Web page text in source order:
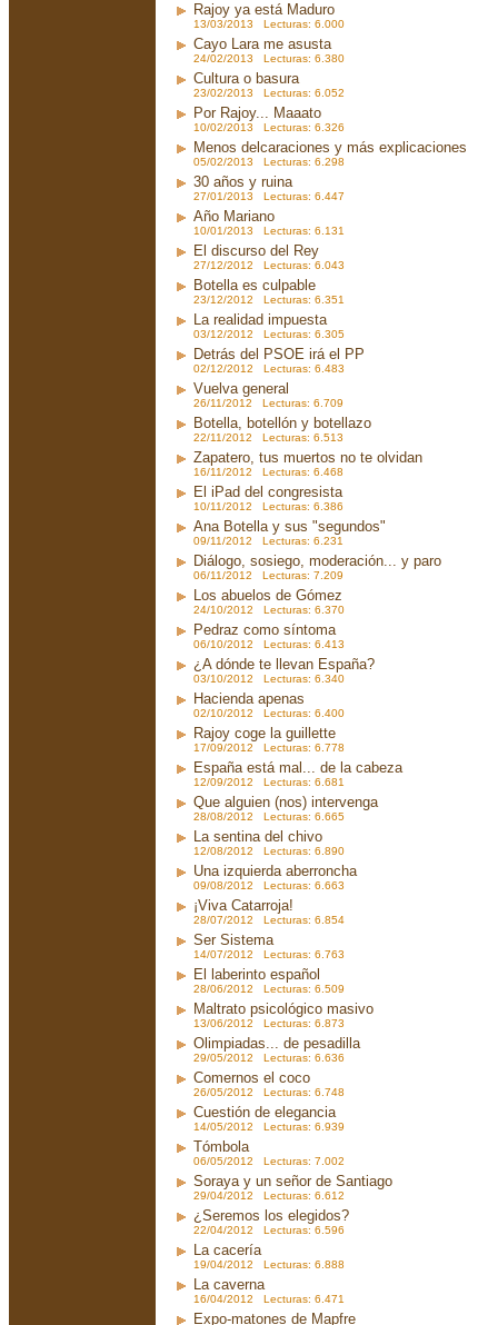
Rajoy ya está Maduro
13/03/2013 Lecturas: 6.000
Cayo Lara me asusta
24/02/2013 Lecturas: 6.380
Cultura o basura
23/02/2013 Lecturas: 6.052
Por Rajoy... Maaato
10/02/2013 Lecturas: 6.326
Menos delcaraciones y más explicaciones
05/02/2013 Lecturas: 6.298
30 años y ruina
27/01/2013 Lecturas: 6.447
Año Mariano
10/01/2013 Lecturas: 6.131
El discurso del Rey
27/12/2012 Lecturas: 6.043
Botella es culpable
23/12/2012 Lecturas: 6.351
La realidad impuesta
03/12/2012 Lecturas: 6.305
Detrás del PSOE irá el PP
02/12/2012 Lecturas: 6.483
Vuelva general
26/11/2012 Lecturas: 6.709
Botella, botellón y botellazo
22/11/2012 Lecturas: 6.513
Zapatero, tus muertos no te olvidan
16/11/2012 Lecturas: 6.468
El iPad del congresista
10/11/2012 Lecturas: 6.386
Ana Botella y sus "segundos"
09/11/2012 Lecturas: 6.231
Diálogo, sosiego, moderación... y paro
06/11/2012 Lecturas: 7.209
Los abuelos de Gómez
24/10/2012 Lecturas: 6.370
Pedraz como síntoma
06/10/2012 Lecturas: 6.413
¿A dónde te llevan España?
03/10/2012 Lecturas: 6.340
Hacienda apenas
02/10/2012 Lecturas: 6.400
Rajoy coge la guillette
17/09/2012 Lecturas: 6.778
España está mal... de la cabeza
12/09/2012 Lecturas: 6.681
Que alguien (nos) intervenga
28/08/2012 Lecturas: 6.665
La sentina del chivo
12/08/2012 Lecturas: 6.890
Una izquierda aberroncha
09/08/2012 Lecturas: 6.663
¡Viva Catarroja!
28/07/2012 Lecturas: 6.854
Ser Sistema
14/07/2012 Lecturas: 6.763
El laberinto español
28/06/2012 Lecturas: 6.509
Maltrato psicológico masivo
13/06/2012 Lecturas: 6.873
Olimpiadas... de pesadilla
29/05/2012 Lecturas: 6.636
Comernos el coco
26/05/2012 Lecturas: 6.748
Cuestión de elegancia
14/05/2012 Lecturas: 6.939
Tómbola
06/05/2012 Lecturas: 7.002
Soraya y un señor de Santiago
29/04/2012 Lecturas: 6.612
¿Seremos los elegidos?
22/04/2012 Lecturas: 6.596
La cacería
19/04/2012 Lecturas: 6.888
La caverna
16/04/2012 Lecturas: 6.471
Expo-matones de Mapfre